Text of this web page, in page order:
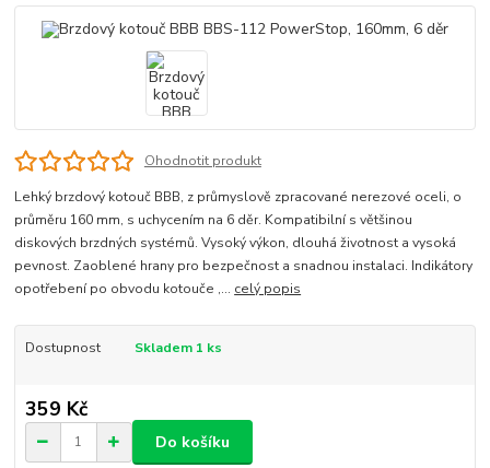
Ohodnotit produkt
Lehký brzdový kotouč BBB, z průmyslově zpracované nerezové oceli, o
průměru 160 mm, s uchycením na 6 děr. Kompatibilní s většinou
diskových brzdných systémů. Vysoký výkon, dlouhá životnost a vysoká
pevnost. Zaoblené hrany pro bezpečnost a snadnou instalaci. Indikátory
opotřebení po obvodu kotouče ,... celý popis
Dostupnost Skladem 1 ks
359 Kč
Do košíku